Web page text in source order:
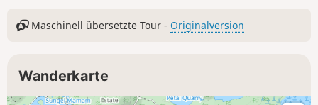
Maschinell übersetzte Tour - Originalversion
Wanderkarte